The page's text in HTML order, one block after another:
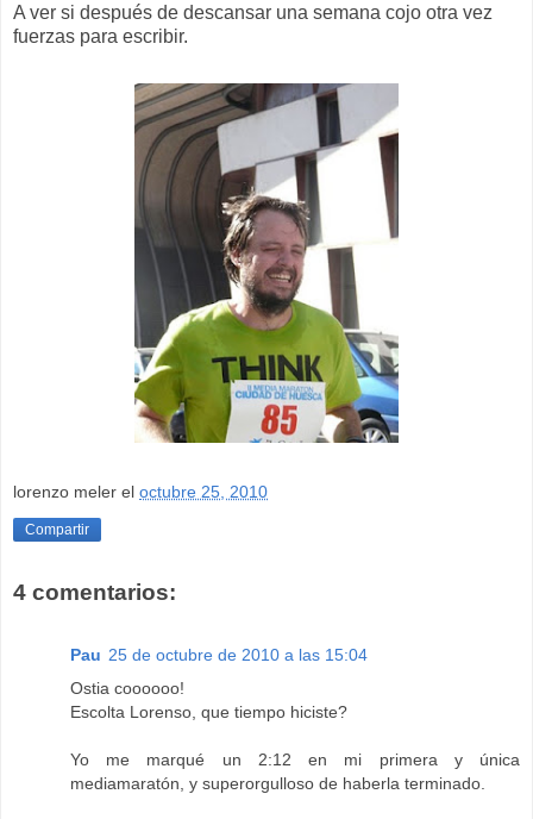
A ver si después de descansar una semana cojo otra vez
fuerzas para escribir.
lorenzo meler el octubre 25, 2010
Compartir
4 comentarios:
Pau 25 de octubre de 2010 a las 15:04
Ostia coooooo!
Escolta Lorenso, que tiempo hiciste?
Yo me marqué un 2:12 en mi primera y única
mediamaratón, y superorgulloso de haberla terminado.